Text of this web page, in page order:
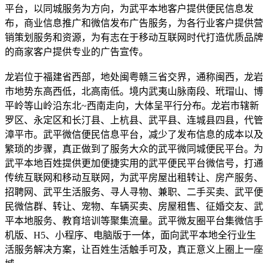
平台，以同城服务为方向，为武平本地客户提供便民信息发
布，商业信息推广和微信发布广告服务，为各行业客户提供营
销策划服务和资源，为有志在于移动互联网时代打造优质品牌
的商家客户提供专业的广告宣传。
龙岩位于福建省西部，地处闽粤赣三省交界，通称闽西，龙岩
市地势东高西低，北高南低。境内武夷山脉南段、玳瑁山、博
平岭等山岭沿东北~西南走向，大体呈平行分布。龙岩市辖新
罗区、永定区和长汀县、上杭县、武平县、连城县四县，代管
漳平市。武平微信便民信息平台，减少了发布信息的成本以及
繁琐的步骤，真正做到了服务大众的武平微同城便民平台。为
武平本地百姓提供更加便捷实用的武平便民平台微信号，打通
传统互联网和移动互联网，为武平房屋出租转让、房产服务、
招聘网、武平生活服务、寻人寻物、兼职、二手买卖、武平便
民微信群、转让、宠物、车辆买卖、房屋租售、征婚交友、武
平本地服务、教育培训等聚集流量。武平微友圈平台集微信手
机版、H5、小程序、电脑版于一体，面向武平本地全行业生
活服务解决方案，让百姓生活触手可及，真正意义上圈上一座